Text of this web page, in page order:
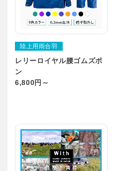
陸上用雨合羽
レリーロイヤル腰ゴムズボ
ン
6,800円～